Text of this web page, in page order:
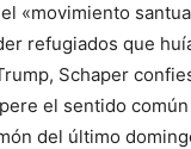
«movimiento
refugiados que
Schaper
el sentido
del último